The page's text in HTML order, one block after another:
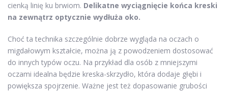
cienką linię ku brwiom. Delikatne wyciągnięcie końca kreski
na zewnątrz optycznie wydłuża oko.
Choć ta technika szczególnie dobrze wygląda na oczach o
migdałowym kształcie, można ją z powodzeniem dostosować
do innych typów oczu. Na przykład dla osób z mniejszymi
oczami idealna będzie kreska-skrzydło, która dodaje głębi i
powiększa spojrzenie. Ważne jest też dopasowanie grubości